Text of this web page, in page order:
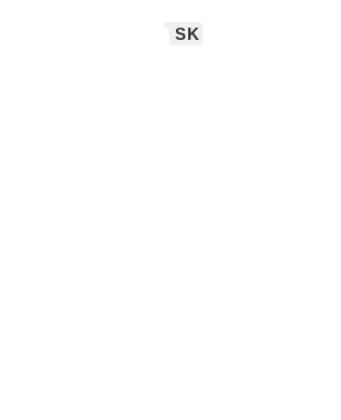
SK